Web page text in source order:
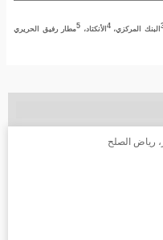
البنك المركزي،4 الأنكتاد،5مطار رفيق الحريري
رياض الصلح